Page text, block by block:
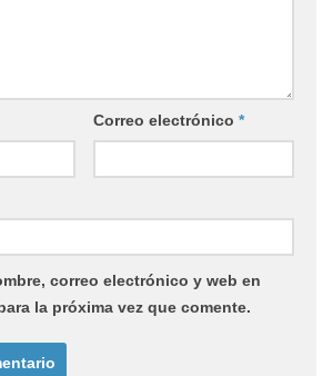
Correo electrónico *
correo electrónico y web en
la próxima vez que comente.